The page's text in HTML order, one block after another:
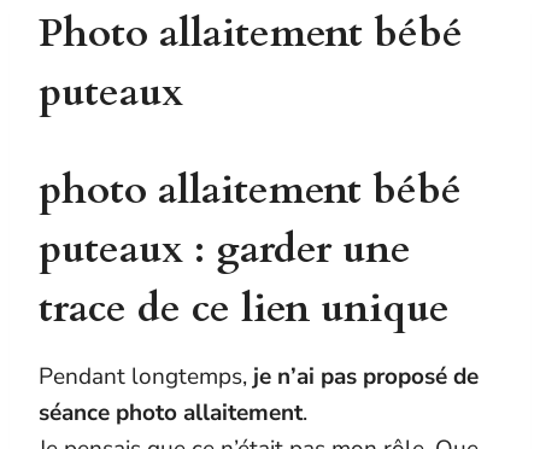
Photo allaitement bébé
puteaux
photo allaitement bébé
puteaux : garder une
trace de ce lien unique
Pendant longtemps, je n’ai pas proposé de
séance photo allaitement.